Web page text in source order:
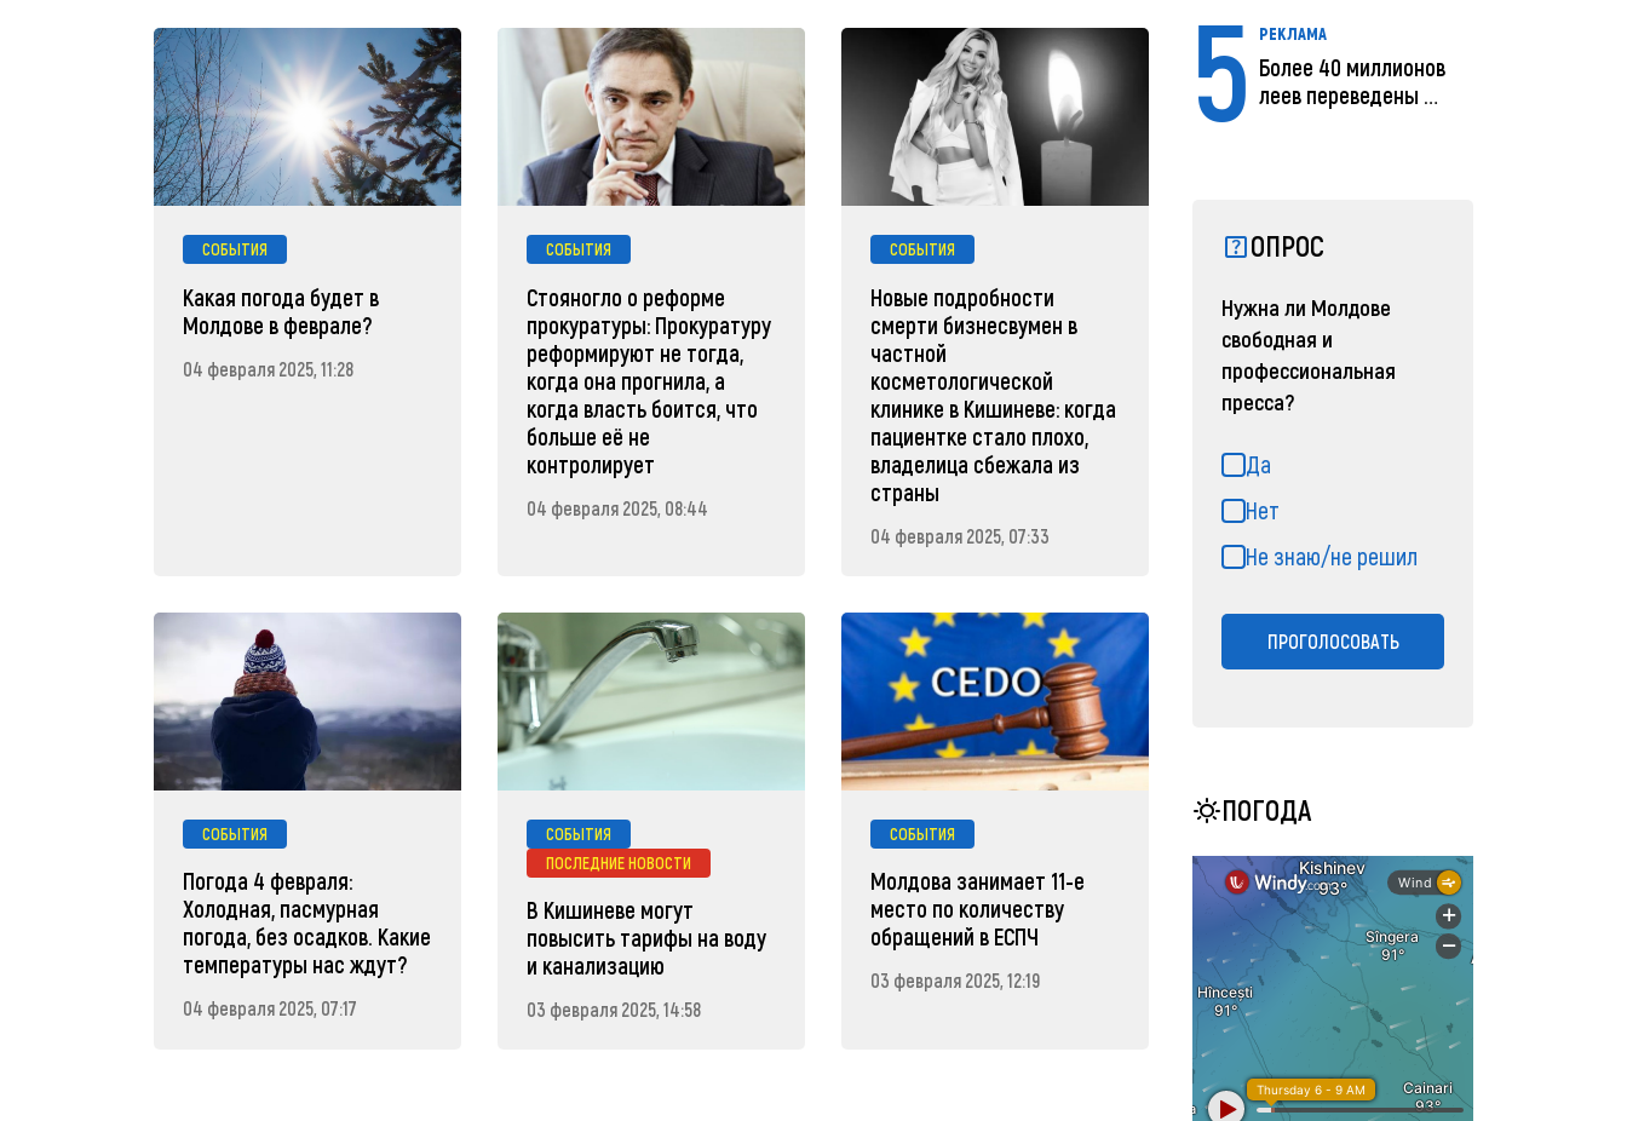
СОБЫТИЯ
Какая погода будет в
Молдове в феврале?
04 февраля 2025, 11:28
СОБЫТИЯ
Стояногло о реформе
прокуратуры: Прокуратуру
реформируют не тогда,
когда она прогнила, а
когда власть боится, что
больше её не
контролирует
04 февраля 2025, 08:44
СОБЫТИЯ
Новые подробности
смерти бизнесвумен в
частной
косметологической
клинике в Кишиневе: когда
пациентке стало плохо,
владелица сбежала из
страны
04 февраля 2025, 07:33
СОБЫТИЯ
Погода 4 февраля:
Холодная, пасмурная
погода, без осадков. Какие
температуры нас ждут?
04 февраля 2025, 07:17
СОБЫТИЯ
ПОСЛЕДНИЕ НОВОСТИ
В Кишиневе могут
повысить тарифы на воду
и канализацию
03 февраля 2025, 14:58
СОБЫТИЯ
Молдова занимает 11-е
место по количеству
обращений в ЕСПЧ
03 февраля 2025, 12:19
5 РЕКЛАМА
Более 40 миллионов
леев переведены с
ОПРОС
Нужна ли Молдове
свободная и
профессиональная
пресса?
Да
Нет
Не знаю/не решил
ПРОГОЛОСОВАТЬ
ПОГОДА